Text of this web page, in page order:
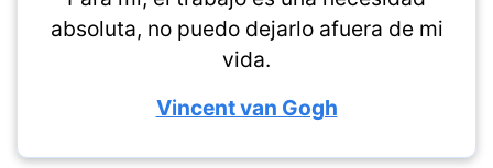
absoluta, no puedo dejarlo afuera de mi
vida.
Vincent van Gogh